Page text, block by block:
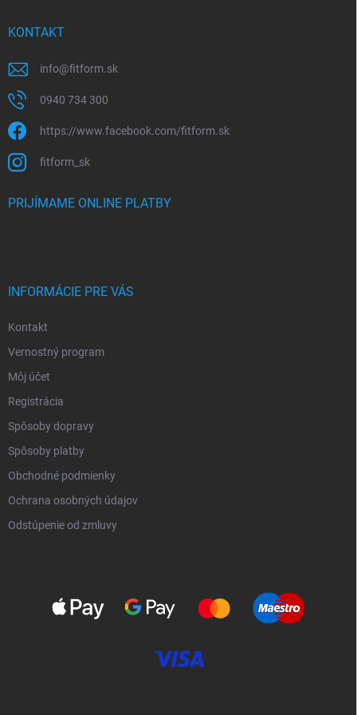
KONTAKT
info@fitform.sk
0940 734 300
https://www.facebook.com/fitform.sk
fitform_sk
PRIJÍMAME ONLINE PLATBY
INFORMÁCIE PRE VÁS
Kontakt
Vernostný program
Môj účet
Registrácia
Spôsoby dopravy
Spôsoby platby
Obchodné podmienky
Ochrana osobných údajov
Odstúpenie od zmluvy